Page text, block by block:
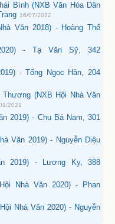
Bình (NXB Văn Hóa Dân
16/07/2022
Văn 2018) - Hoàng Thế
- Tạ Văn Sỹ, 342
- Tống Ngọc Hân, 204
(NXB Hội Nhà Văn
2021
2019) - Chu Bá Nam, 301
Văn 2019) - Nguyễn Diệu
2019) - Lương Ky, 388
Nhà Văn 2020) - Phan
Nhà Văn 2020) - Nguyễn